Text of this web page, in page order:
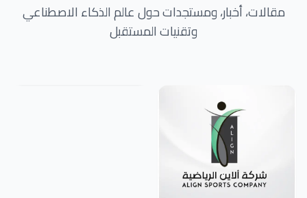
مقالات، أخبار، ومستجدات حول عالم الذكاء الاصطناعي
وتقنيات المستقبل